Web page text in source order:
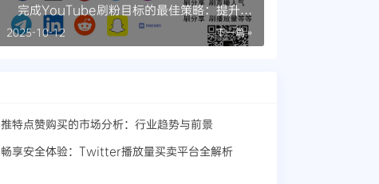
完成YouTube刷粉目标的最佳策略：提升影
响力
下一篇 »
2025-10-12
推特点赞购买的市场分析：行业趋势与前景
畅享安全体验：Twitter播放量买卖平台全解析